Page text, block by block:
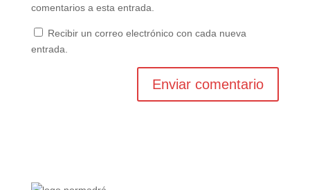
comentarios a esta entrada.
Recibir un correo electrónico con cada nueva
entrada.